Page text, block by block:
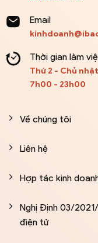
Email
Thời gian làm
Thứ 2 - Chủ nhật
7h00 - 23h00
Về chúng tôi
Liên hệ
Hợp tác kinh
Nghị Định 03/
điện tử